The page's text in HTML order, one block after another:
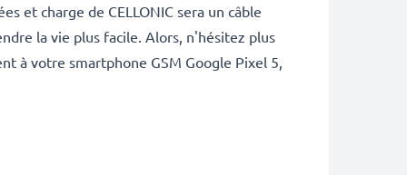
et charge de CELLONIC sera un câble
la vie plus facile. Alors, n'hésitez plus
à votre smartphone GSM Google Pixel 5,